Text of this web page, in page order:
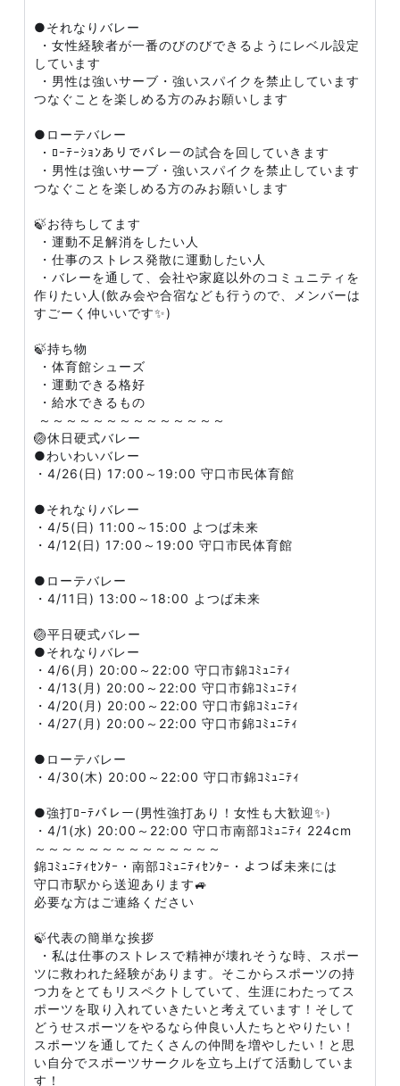
●それなりバレー
・女性経験者が一番のびのびできるようにレベル設定
しています
・男性は強いサーブ・強いスパイクを禁止しています
つなぐことを楽しめる方のみお願いします
●ローテバレー
・ﾛｰﾃｰｼｮﾝありでバレーの試合を回していきます
・男性は強いサーブ・強いスパイクを禁止しています
つなぐことを楽しめる方のみお願いします
🍃お待ちしてます
・運動不足解消をしたい人
・仕事のストレス発散に運動したい人
・バレーを通して、会社や家庭以外のコミュニティを
作りたい人(飲み会や合宿なども行うので、メンバーは
すごーく仲いいです✨)
🍃持ち物
・体育館シューズ
・運動できる格好
・給水できるもの
～～～～～～～～～～～～～～
🏐休日硬式バレー​
●わいわいバレー​​
・4/26(日) 17:00～19:00 守口市民体育館
​​​●それなりバレー​
・4/5(日) 11:00～15:00 よつば未来
・4/12(日) 17:00～19:00 守口市民体育館
●ローテバレー​
・4/11日) 13:00～18:00 よつば未来
​​​​🏐平日硬式バレー​
●それなりバレー
・4/6(月) 20:00～22:00 守口市錦ｺﾐｭﾆﾃｨ​​
・4/13(月) 20:00～22:00 守口市錦ｺﾐｭﾆﾃｨ
・4/20(月) 20:00～22:00 守口市錦ｺﾐｭﾆﾃｨ
・4/27(月) 20:00～22:00 守口市錦ｺﾐｭﾆﾃｨ
●ローテバレー​​
・4/30(木) 20:00～22:00 守口市錦ｺﾐｭﾆﾃｨ
●強打ﾛｰﾃバレー(男性強打あり！女性も大歓迎✨)
・4/1(水) 20:00～22:00 守口市南部ｺﾐｭﾆﾃｨ 224cm
～～～～～～～～～～～～～～
錦ｺﾐｭﾆﾃｨｾﾝﾀｰ・南部ｺﾐｭﾆﾃｨｾﾝﾀｰ・よつば未来には
守口市駅から送迎あります🚙
必要な方はご連絡ください
🍃代表の簡単な挨拶
・私は仕事のストレスで精神が壊れそうな時、スポー
ツに救われた経験があります。そこからスポーツの持
つ力をとてもリスペクトしていて、生涯にわたってス
ポーツを取り入れていきたいと考えています！そして
どうせスポーツをやるなら仲良い人たちとやりたい！
スポーツを通してたくさんの仲間を増やしたい！と思
い自分でスポーツサークルを立ち上げて活動していま
す！